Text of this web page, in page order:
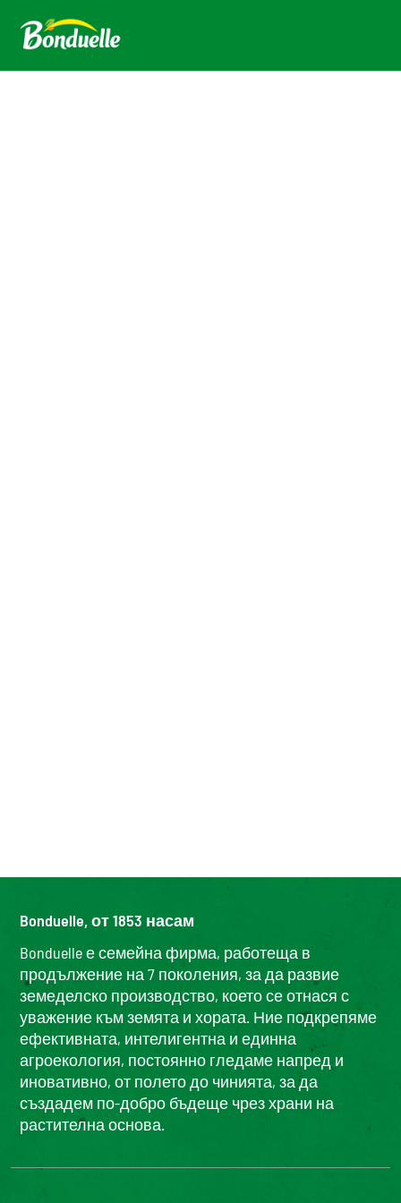
Bonduelle, от 1853 насам
Bonduelle е семейна фирма, работеща в
продължение на 7 поколения, за да развие
земеделско производство, което се отнася с
уважение към земята и хората. Ние подкрепяме
ефективната, интелигентна и единна
агроекология, постоянно гледаме напред и
иновативно, от полето до чинията, за да
създадем по-добро бъдеще чрез храни на
растителна основа.